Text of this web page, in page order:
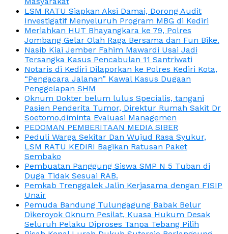
LSM RATU Siapkan Aksi Damai, Dorong Audit
Investigatif Menyeluruh Program MBG di Kediri
Meriahkan HUT Bhayangkara ke 79, Polres
Jombang Gelar Olah Raga Bersama dan Fun Bike.
Nasib Kiai Jember Fahim Mawardi Usai Jadi
Tersangka Kasus Pencabulan 11 Santriwati
Notaris di Kediri Dilaporkan ke Polres Kediri Kota,
“Pengacara Jalanan” Kawal Kasus Dugaan
Penggelapan SHM
Oknum Dokter belum lulus Specialis, tangani
Pasien Penderita Tumor, Direktur Rumah Sakit Dr
Soetomo,diminta Evaluasi Managemen
PEDOMAN PEMBERITAAN MEDIA SIBER
Peduli Warga Sekitar Dan Wujud Rasa Syukur,
LSM RATU KEDIRI Bagikan Ratusan Paket
Sembako
Pembuatan Panggung Siswa SMP N 5 Tuban di
Duga Tidak Sesuai RAB.
Pemkab Trenggalek Jalin Kerjasama dengan FISIP
Unair
Pemuda Bandung Tulungagung Babak Belur
Dikeroyok Oknum Pesilat, Kuasa Hukum Desak
Seluruh Pelaku Diproses Tanpa Tebang Pilih